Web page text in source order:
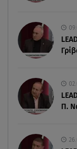
τον γιο της
07.08.26 , 12:35
07.08.26 , 12:07
Marfin:
46χρονη
07.08.26 , 12:00
Π.